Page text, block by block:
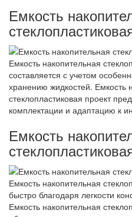
Емкость
Емкость накопительная
составляется с учетом
хранению жидкостей. Емкость
стеклопластиковая проект
комплектации и адаптацию к
Емкость
Емкость накопительная
быстро благодаря легкости
Емкость накопительная